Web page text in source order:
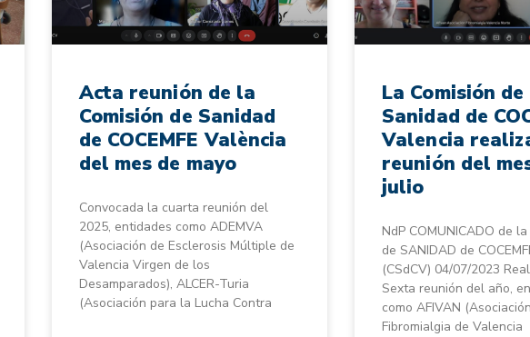
Acta reunión de la
Comisión de Sanidad
de COCEMFE València
del mes de mayo
Convocada la cuarta reunión del
2025, entidades como ADEMVA
(Asociación de Esclerosis Múltiple de
Valencia Virgen de los
Desamparados), ALCER-Turia
(Asociación para la Lucha Contra
La Comisión de
Sanidad de
Valencia
reunión del
julio
NdP COMUNICADO de la
de SANIDAD de
(CSdCV) 04/07/2023
Sexta reunión del año,
como AFIVAN
Fibromialgia de Valencia